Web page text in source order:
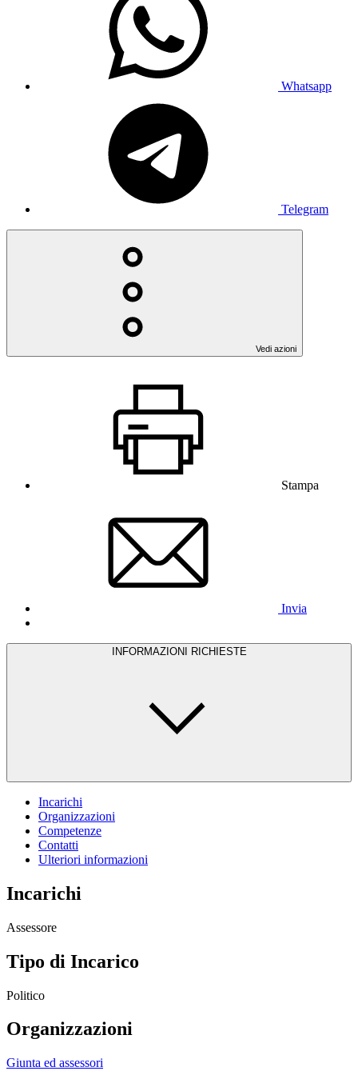
Whatsapp
Telegram
Vedi azioni
Stampa
Invia
INFORMAZIONI RICHIESTE
Incarichi
Organizzazioni
Competenze
Contatti
Ulteriori informazioni
Incarichi
Assessore
Tipo di Incarico
Politico
Organizzazioni
Giunta ed assessori